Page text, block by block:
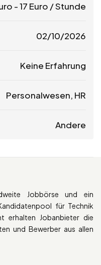
-17 Euro / Stunde
02/10/2026
Keine Erfahrung
Personalwesen, HR
Andere
Jobbörse und ein
für Technik
erhalten Jobanbieter die
und Bewerber aus allen